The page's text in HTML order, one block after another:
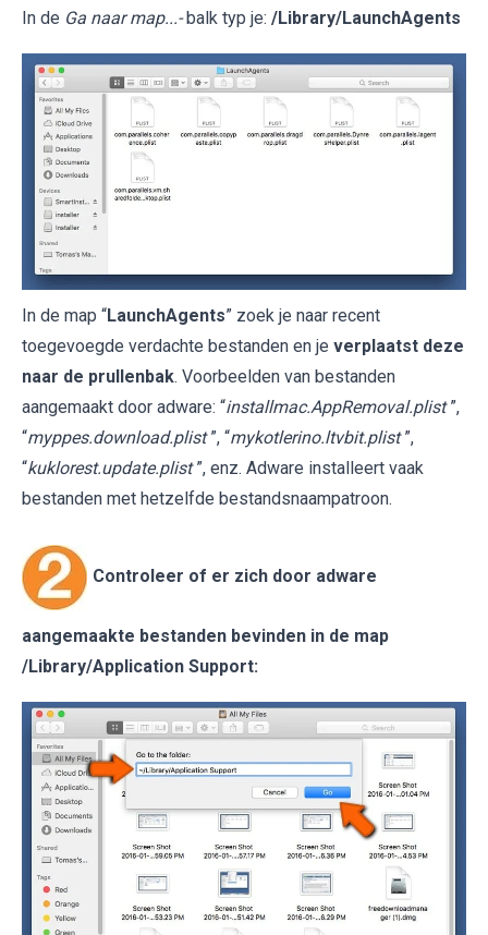
In de Ga naar map...- balk typ je: /Library/LaunchAgents
In de map “LaunchAgents” zoek je naar recent
toegevoegde verdachte bestanden en je verplaatst deze
naar de prullenbak. Voorbeelden van bestanden
aangemaakt door adware: “installmac.AppRemoval.plist ”,
“myppes.download.plist ”, “mykotlerino.ltvbit.plist ”,
“kuklorest.update.plist ”, enz. Adware installeert vaak
bestanden met hetzelfde bestandsnaampatroon.
Controleer of er zich door adware
aangemaakte bestanden bevinden in de map
/Library/Application Support: